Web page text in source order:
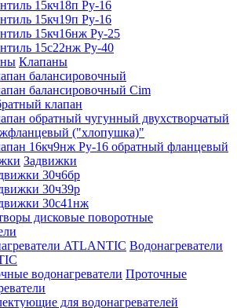
15кч18п Ру-16
15кч19п Ру-16
15кч16нж Ру-25
15с22нж Ру-40
Клапаны
балансировочный
балансировочный Cim
клапан
обратный чугунный двухстворчатый
("хлопушка)"
16кч9нж Ру-16 обратный фланцевый
Задвижки
30ч6бр
30ч39р
30с41нж
дисковые поворотные
Водонагреватели
Проточные